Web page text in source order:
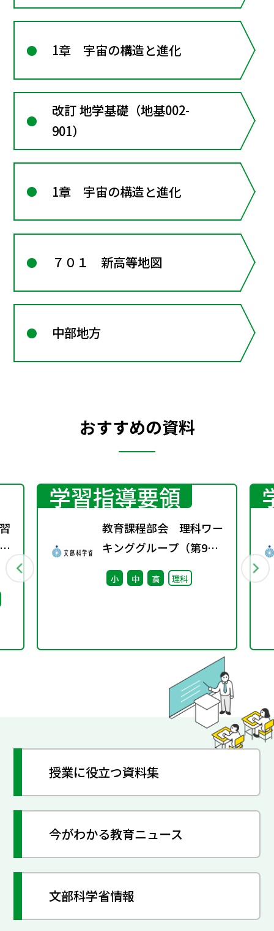
1章 宇宙の構造と進化
改訂 地学基礎（地基002-
901）
1章 宇宙の構造と進化
７０１ 新高等地図
中部地方
おすすめの資料
学習指導要領
教育課程部会 理科ワー
キンググループ（第9
回） 配付資料
小 中 高 理科
授業に役立つ資料集
今がわかる教育ニュース
文部科学省情報